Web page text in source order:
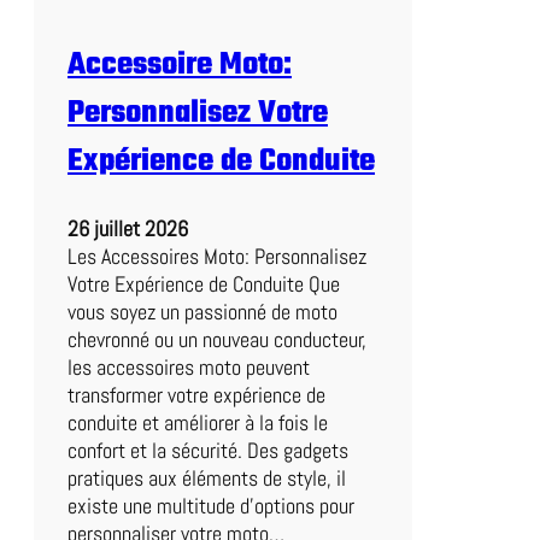
n
t
o
t
b
a
l
:
U
n
S
p
e
c
t
a
c
Accessoire Moto:
Personnalisez Votre
Expérience de Conduite
26 juillet 2026
Les Accessoires Moto: Personnalisez
Votre Expérience de Conduite Que
vous soyez un passionné de moto
chevronné ou un nouveau conducteur,
les accessoires moto peuvent
transformer votre expérience de
conduite et améliorer à la fois le
confort et la sécurité. Des gadgets
pratiques aux éléments de style, il
existe une multitude d’options pour
personnaliser votre moto…